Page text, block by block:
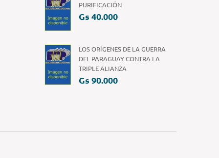
PURIFICACIÓN
Gs 40.000
LOS ORÍGENES DE LA GUERRA
DEL PARAGUAY CONTRA LA
TRIPLE ALIANZA
Gs 90.000